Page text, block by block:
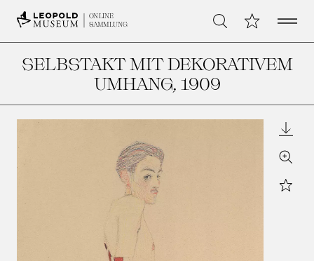
ONLINE
SAMMLUNG
Suche Meine Open
SELBSTAKT MIT DEKORATIVEM
UMHANG, 1909
Zoom
Star